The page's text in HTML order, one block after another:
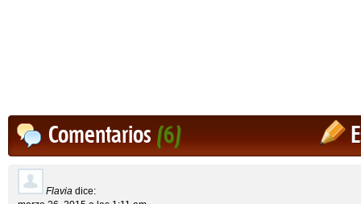
Comentarios(6)
Flavia dice: